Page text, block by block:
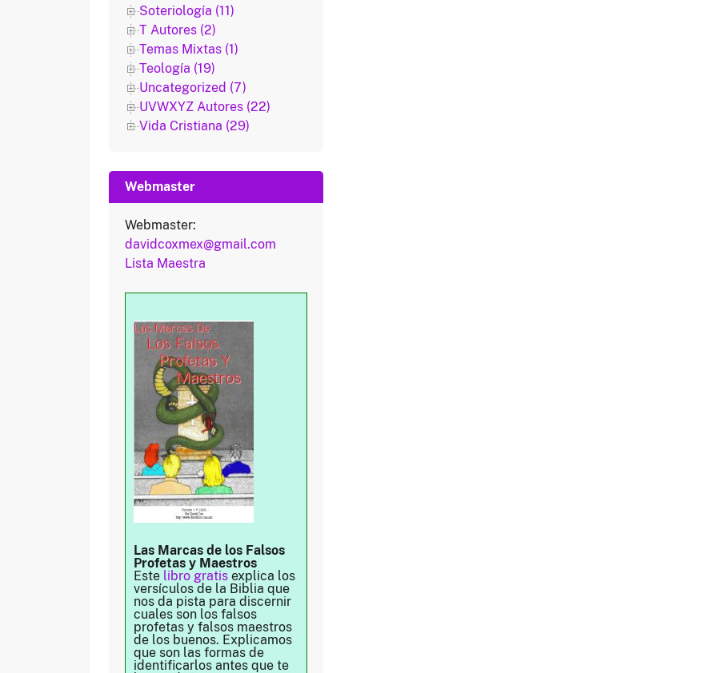
Soteriología (11)
T Autores (2)
Temas Mixtas (1)
Teología (19)
Uncategorized (7)
UVWXYZ Autores (22)
Vida Cristiana (29)
Webmaster
Webmaster:
davidcoxmex@gmail.com
Lista Maestra
Las Marcas de los Falsos
Profetas y Maestros
Este libro gratis explica los
versículos de la Biblia que
nos da pista para discernir
cuales son los falsos
profetas y falsos maestros
de los buenos. Explicamos
que son las formas de
identificarlos antes que te